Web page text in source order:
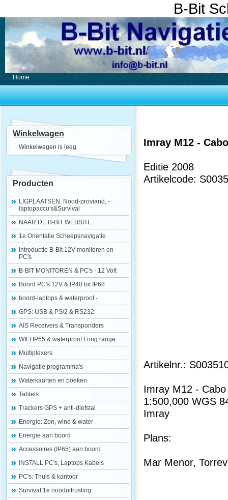
B-Bit
Home
Winkelwagen
Winkelwagen is leeg
Producten
LIGPLAATSEN, Nood-proviand, -
laptopaccu's&Survival
NAAR DE B-BIT WEBSITE
1e Oriëntatie Scheepsnavigatie
Introductie B-Bit 12V monitoren en
PC's
B-BIT MONITOREN & PC's - 12 Volt
Boord PC's 12V & IP40 tot IP68
boord-laptops & waterproof -
GPS: USB & PS/2 & RS232
AIS Receivers & Transponders
WIFI IP65 & waterproof Long range
Multiplexers
Navigatie programma's
Waterkaarten en boeken
Tablets
Trackers GPS + anti-diefstal
Energie: Zon, wind & water
Energie aan boord
Accessoires (IP65) aan boord
INSTALL PC's, Laptops Kabels
PC's: Thuis & kantoor
Survival 1e nooduitrusting
Imray M12 -
Editie 2008
Artikelcode:
Artikelnr.:
Imray M12 -
1:500,000 WGS
Imray
Plans:
Mar Menor,